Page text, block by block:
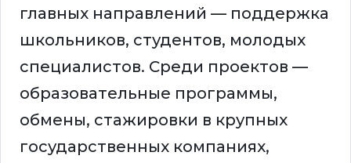
главных направлений — поддержка
школьников, студентов, молодых
специалистов. Среди проектов —
образовательные программы,
обмены, стажировки в крупных
государственных компаниях,